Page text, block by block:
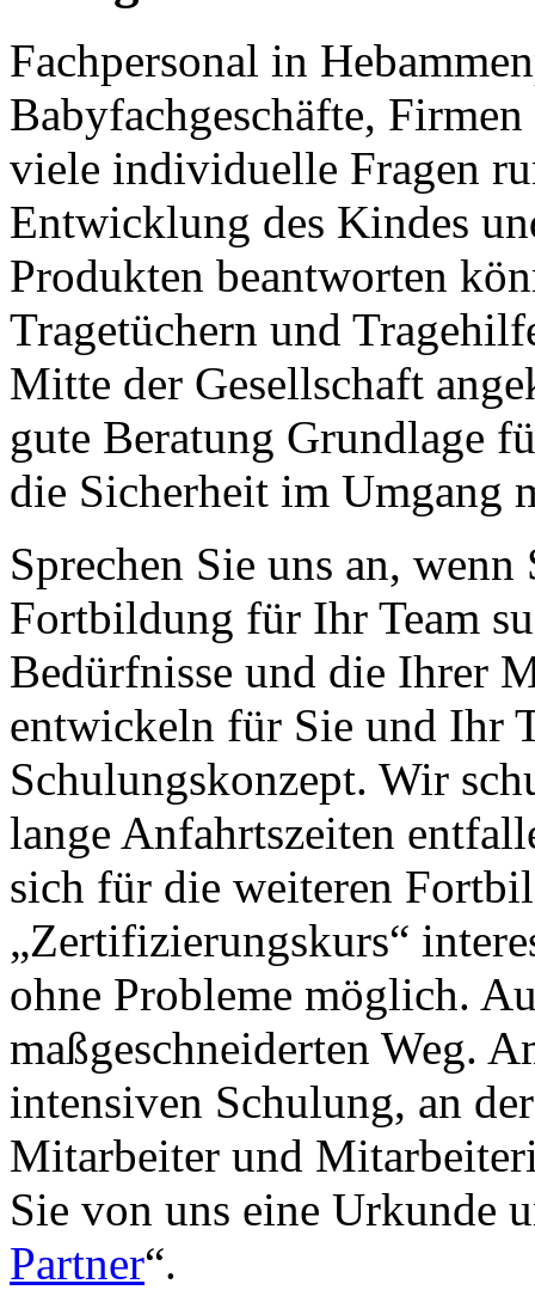
Fachpersonal in
Babyfachgeschäfte,
viele individuelle Fragen
Entwicklung des Kindes
Produkten beantworten
Tragetüchern und
Mitte der Gesellschaft
gute Beratung Grundlage
die Sicherheit im Umgang
Sprechen Sie uns an,
Fortbildung für Ihr Team
Bedürfnisse und die Ihrer
entwickeln für Sie und Ihr
Schulungskonzept. Wir
lange Anfahrtszeiten
sich für die weiteren
„Zertifizierungskurs“
ohne Probleme möglich.
maßgeschneiderten Weg.
intensiven Schulung, an
Mitarbeiter und
Sie von uns eine Urkunde
Partner“.